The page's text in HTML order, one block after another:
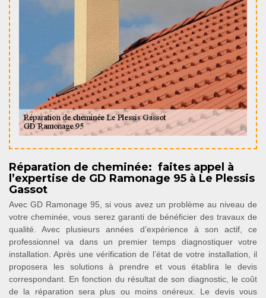
Réparation de cheminée: faites appel à
l’expertise de GD Ramonage 95 à Le Plessis
Gassot
Avec GD Ramonage 95, si vous avez un problème au niveau de
votre cheminée, vous serez garanti de bénéficier des travaux de
qualité. Avec plusieurs années d’expérience à son actif, ce
professionnel va dans un premier temps diagnostiquer votre
installation. Après une vérification de l’état de votre installation, il
proposera les solutions à prendre et vous établira le devis
correspondant. En fonction du résultat de son diagnostic, le coût
de la réparation sera plus ou moins onéreux. Le devis vous